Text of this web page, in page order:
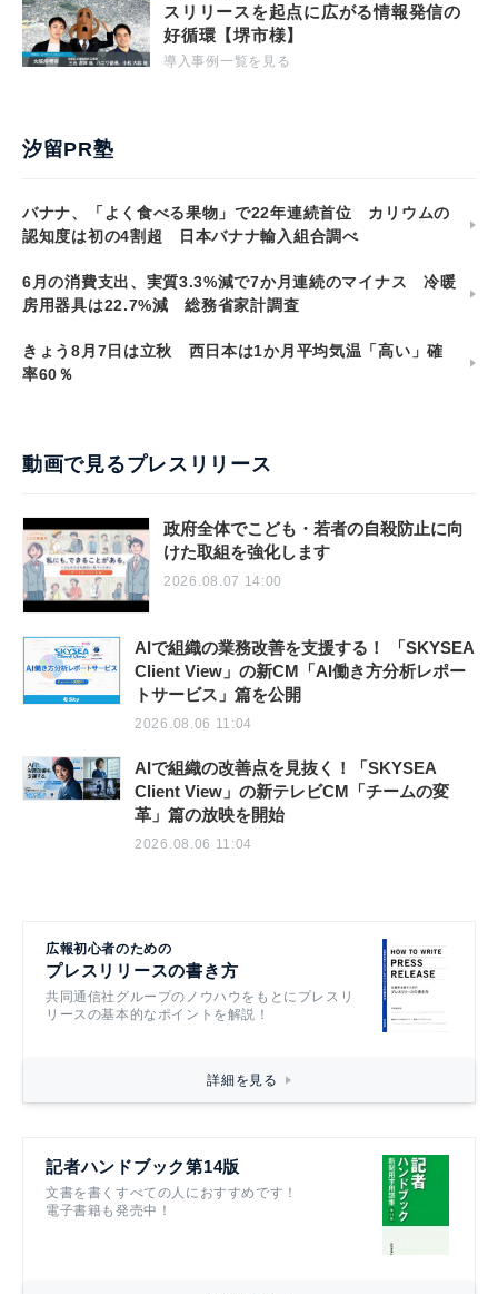
スリリースを起点に広がる情報発信の
好循環【堺市様】
導入事例一覧を見る
汐留PR塾
バナナ、「よく食べる果物」で22年連続首位 カリウムの
認知度は初の4割超 日本バナナ輸入組合調べ
6月の消費支出、実質3.3%減で7か月連続のマイナス 冷暖
房用器具は22.7%減 総務省家計調査
きょう8月7日は立秋 西日本は1か月平均気温「高い」確
率60％
動画で見るプレスリリース
政府全体でこども・若者の自殺防止に向
けた取組を強化します
2026.08.07 14:00
AIで組織の業務改善を支援する！ 「SKYSEA
Client View」の新CM「AI働き方分析レポー
トサービス」篇を公開
2026.08.06 11:04
AIで組織の改善点を見抜く！「SKYSEA
Client View」の新テレビCM「チームの変
革」篇の放映を開始
2026.08.06 11:04
広報初心者のための
プレスリリースの書き方
共同通信社グループのノウハウをもとにプレスリ
リースの基本的なポイントを解説！
詳細を見る
記者ハンドブック第14版
文書を書くすべての人におすすめです！
電子書籍も発売中！